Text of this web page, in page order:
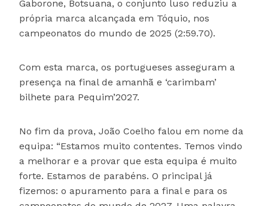
Gaborone, Botsuana, o conjunto luso reduziu a
própria marca alcançada em Tóquio, nos
campeonatos do mundo de 2025 (2:59.70).
Com esta marca, os portugueses asseguram a
presença na final de amanhã e ‘carimbam’
bilhete para Pequim’2027.
No fim da prova, João Coelho falou em nome da
equipa: “Estamos muito contentes. Temos vindo
a melhorar e a provar que esta equipa é muito
forte. Estamos de parabéns. O principal já
fizemos: o apuramento para a final e para os